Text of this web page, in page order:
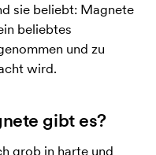
sie beliebt: Magnete
beliebtes
und zu
wird.
gibt es?
grob in harte und